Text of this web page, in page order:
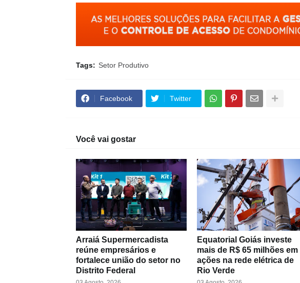
Tags: Setor Produtivo
Facebook Twitter
Você vai gostar
Arraiá Supermercadista
reúne empresários e
fortalece união do setor no
Distrito Federal
Equatorial Goiás investe
mais de R$ 65 milhões em
ações na rede elétrica de
Rio Verde